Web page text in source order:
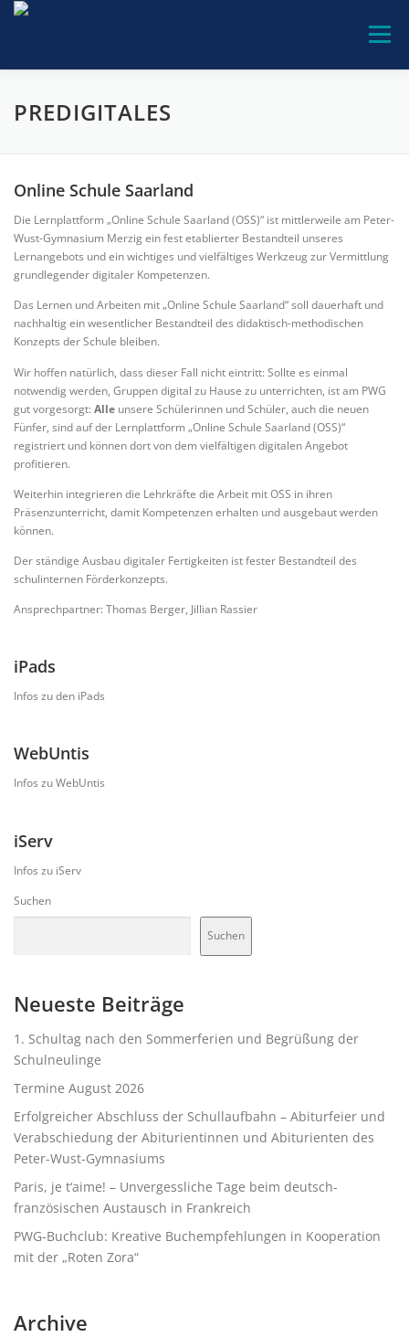
Zum
Menü
PWG-GEMEINSCHAFT
KONTAKT
PREDIGITALES
Online Schule Saarland
Die Lernplattform „Online Schule Saarland (OSS)“ ist mittlerweile am Peter-
Wust-Gymnasium Merzig ein fest etablierter Bestandteil unseres
Lernangebots und ein wichtiges und vielfältiges Werkzeug zur Vermittlung
grundlegender digitaler Kompetenzen.
Das Lernen und Arbeiten mit „Online Schule Saarland“ soll dauerhaft und
nachhaltig ein wesentlicher Bestandteil des didaktisch-methodischen
Konzepts der Schule bleiben.
Wir hoffen natürlich, dass dieser Fall nicht eintritt: Sollte es einmal
notwendig werden, Gruppen digital zu Hause zu unterrichten, ist am PWG
gut vorgesorgt: Alle unsere Schülerinnen und Schüler, auch die neuen
Fünfer, sind auf der Lernplattform „Online Schule Saarland (OSS)“
registriert und können dort von dem vielfältigen digitalen Angebot
profitieren.
Weiterhin integrieren die Lehrkräfte die Arbeit mit OSS in ihren
Präsenzunterricht, damit Kompetenzen erhalten und ausgebaut werden
können.
Der ständige Ausbau digitaler Fertigkeiten ist fester Bestandteil des
schulinternen Förderkonzepts.
Ansprechpartner: Thomas Berger, Jillian Rassier
iPads
Infos zu den iPads
WebUntis
Infos zu WebUntis
iServ
Infos zu iServ
Suchen
Suchen
Neueste Beiträge
1. Schultag nach den Sommerferien und Begrüßung der
Schulneulinge
Termine August 2026
Erfolgreicher Abschluss der Schullaufbahn – Abiturfeier und
Verabschiedung der Abiturientinnen und Abiturienten des
Peter-Wust-Gymnasiums
Paris, je t‘aime! – Unvergessliche Tage beim deutsch-
französischen Austausch in Frankreich
PWG-Buchclub: Kreative Buchempfehlungen in Kooperation
mit der „Roten Zora“
Archive